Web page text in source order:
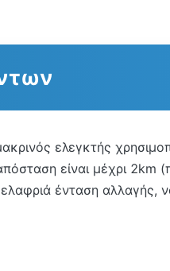
ελεγκτής
είναι μέχρι
ένταση